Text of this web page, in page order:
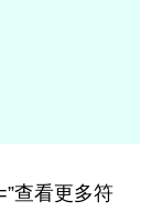
查看更多符